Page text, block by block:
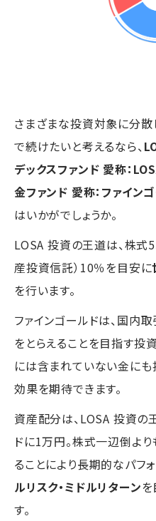
さまざまな投資対象に分散
で続けたいと考えるなら、
デックスファンド 愛称：
金ファンド 愛称：ファイン
はいかがでしょうか。
LOSA 投資の王道は、株式
産投資信託）10％を目安に
を行います。
ファインゴールドは、国内
をとらえることを目指す投
には含まれていない金にも
効果を期待できます。
資産配分は、LOSA 投資の
ドに1万円。株式一辺倒よ
ることにより長期的なパフ
ルリスク・ミドルリターン
す。